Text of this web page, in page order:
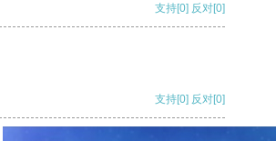
支持[0] 反对[0]
支持[0] 反对[0]